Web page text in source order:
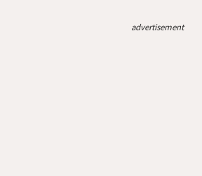
advertisement